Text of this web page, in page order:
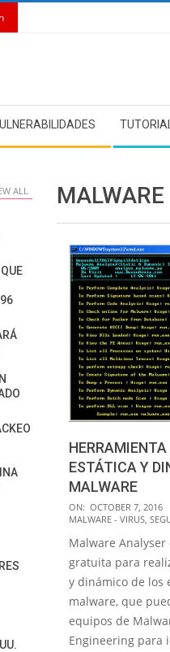
MALWARE
ESTÁTICA Y
MALWARE
2016-
10-
07
ON: OCTOBER 7, 2016
MALWARE - VIRUS
Malware
gratuita para
y dinámico de los
malware, que
equipos de
Engineering para
ALL